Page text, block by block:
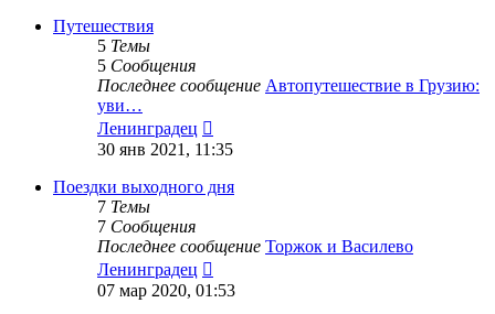
Путешествия
5 Темы
5 Сообщения
Последнее сообщение Автопутешествие в Грузию:
уви…
Ленинградец
к
сообщению
30 янв 2021, 11:35
Поездки выходного дня
7 Темы
7 Сообщения
Последнее сообщение Торжок и Василево
Ленинградец
к
07 мар 2020, 01:53